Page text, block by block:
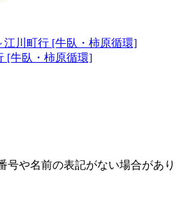
江川町行 [牛臥・柿原循環]
[牛臥・柿原循環]
や名前の表記がない場合があり